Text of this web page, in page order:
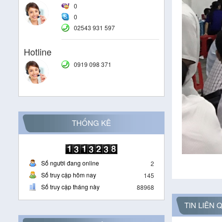
0
0
02543 931 597
Hotline
0919 098 371
THỐNG KÊ
Số người đang online
2
Số truy cập hôm nay
145
Số truy cập tháng này
88968
TIN LIÊN